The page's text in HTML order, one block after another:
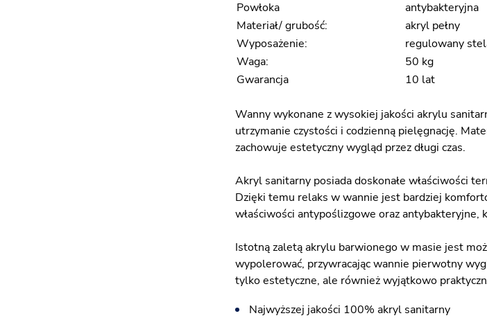
Powłoka
antybakteryjna
Materiał/ grubość:
akryl pełny
Wyposażenie:
regulowany
Waga:
50 kg
Gwarancja
10 lat
Wanny wykonane z wysokiej jakości akrylu
utrzymanie czystości i codzienną pielęgnację.
zachowuje estetyczny wygląd przez długi czas.
Akryl sanitarny posiada doskonałe właściwości
Dzięki temu relaks w wannie jest bardziej
właściwości antypoślizgowe oraz
Istotną zaletą akrylu barwionego w masie jest
wypolerować, przywracając wannie pierwotny
tylko estetyczne, ale również wyjątkowo
Najwyższej jakości 100% akryl sanitarny